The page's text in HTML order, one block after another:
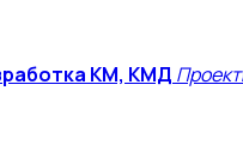
КМ, КМД